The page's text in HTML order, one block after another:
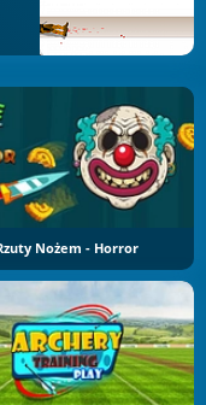
Nożem - Horror